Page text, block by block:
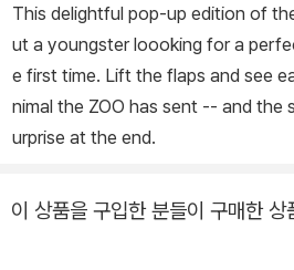
This delightful pop-up edition of
ut a youngster loooking for a
e first time. Lift the flaps and see
nimal the ZOO has sent -- and the
urprise at the end.
이 상품을 구입한 분들이 구매한 상